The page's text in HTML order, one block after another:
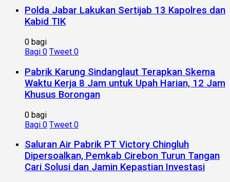
Polda Jabar Lakukan Sertijab 13 Kapolres dan
Kabid TIK
0 bagi
Bagi 0 Tweet 0
Pabrik Karung Sindanglaut Terapkan Skema
Waktu Kerja 8 Jam untuk Upah Harian, 12 Jam
Khusus Borongan
0 bagi
Bagi 0 Tweet 0
Saluran Air Pabrik PT Victory Chingluh
Dipersoalkan, Pemkab Cirebon Turun Tangan
Cari Solusi dan Jamin Kepastian Investasi